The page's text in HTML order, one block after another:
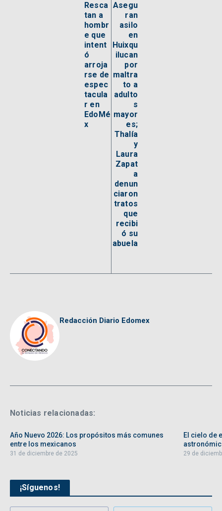
Resca
tan a
hombr
e que
intent
ó
arroja
rse de
espec
tacula
r en
EdoMé
x
Asegu
ran
asilo
en
Huixqu
ilucan
por
maltra
to a
adulto
s
mayor
es;
Thalía
y
Laura
Zapat
a
denun
ciaron
tratos
que
recibi
ó su
abuela
Redacción Diario Edomex
Noticias relacionadas:
Año Nuevo 2026: Los propósitos más comunes
entre los mexicanos
31 de diciembre de 2025
El cielo de
29 de
¡Síguenos!